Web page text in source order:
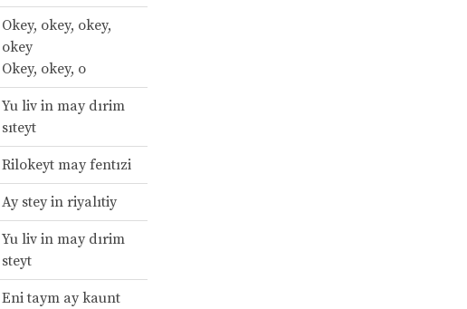
Okey, okey, okey,
okey
Okey, okey, o
Yu liv in may dırim
sıteyt
Rilokeyt may fentızi
Ay stey in riyalıtiy
Yu liv in may dırim
steyt
Eni taym ay kaunt